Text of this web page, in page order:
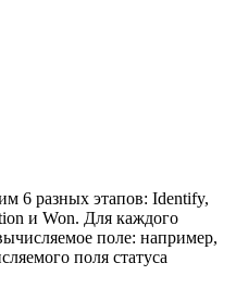
6 разных этапов: Identify,
и Won. Для каждого
поле: например,
поля статуса